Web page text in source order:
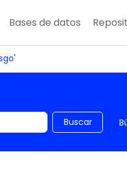
Bases de datos
Buscar